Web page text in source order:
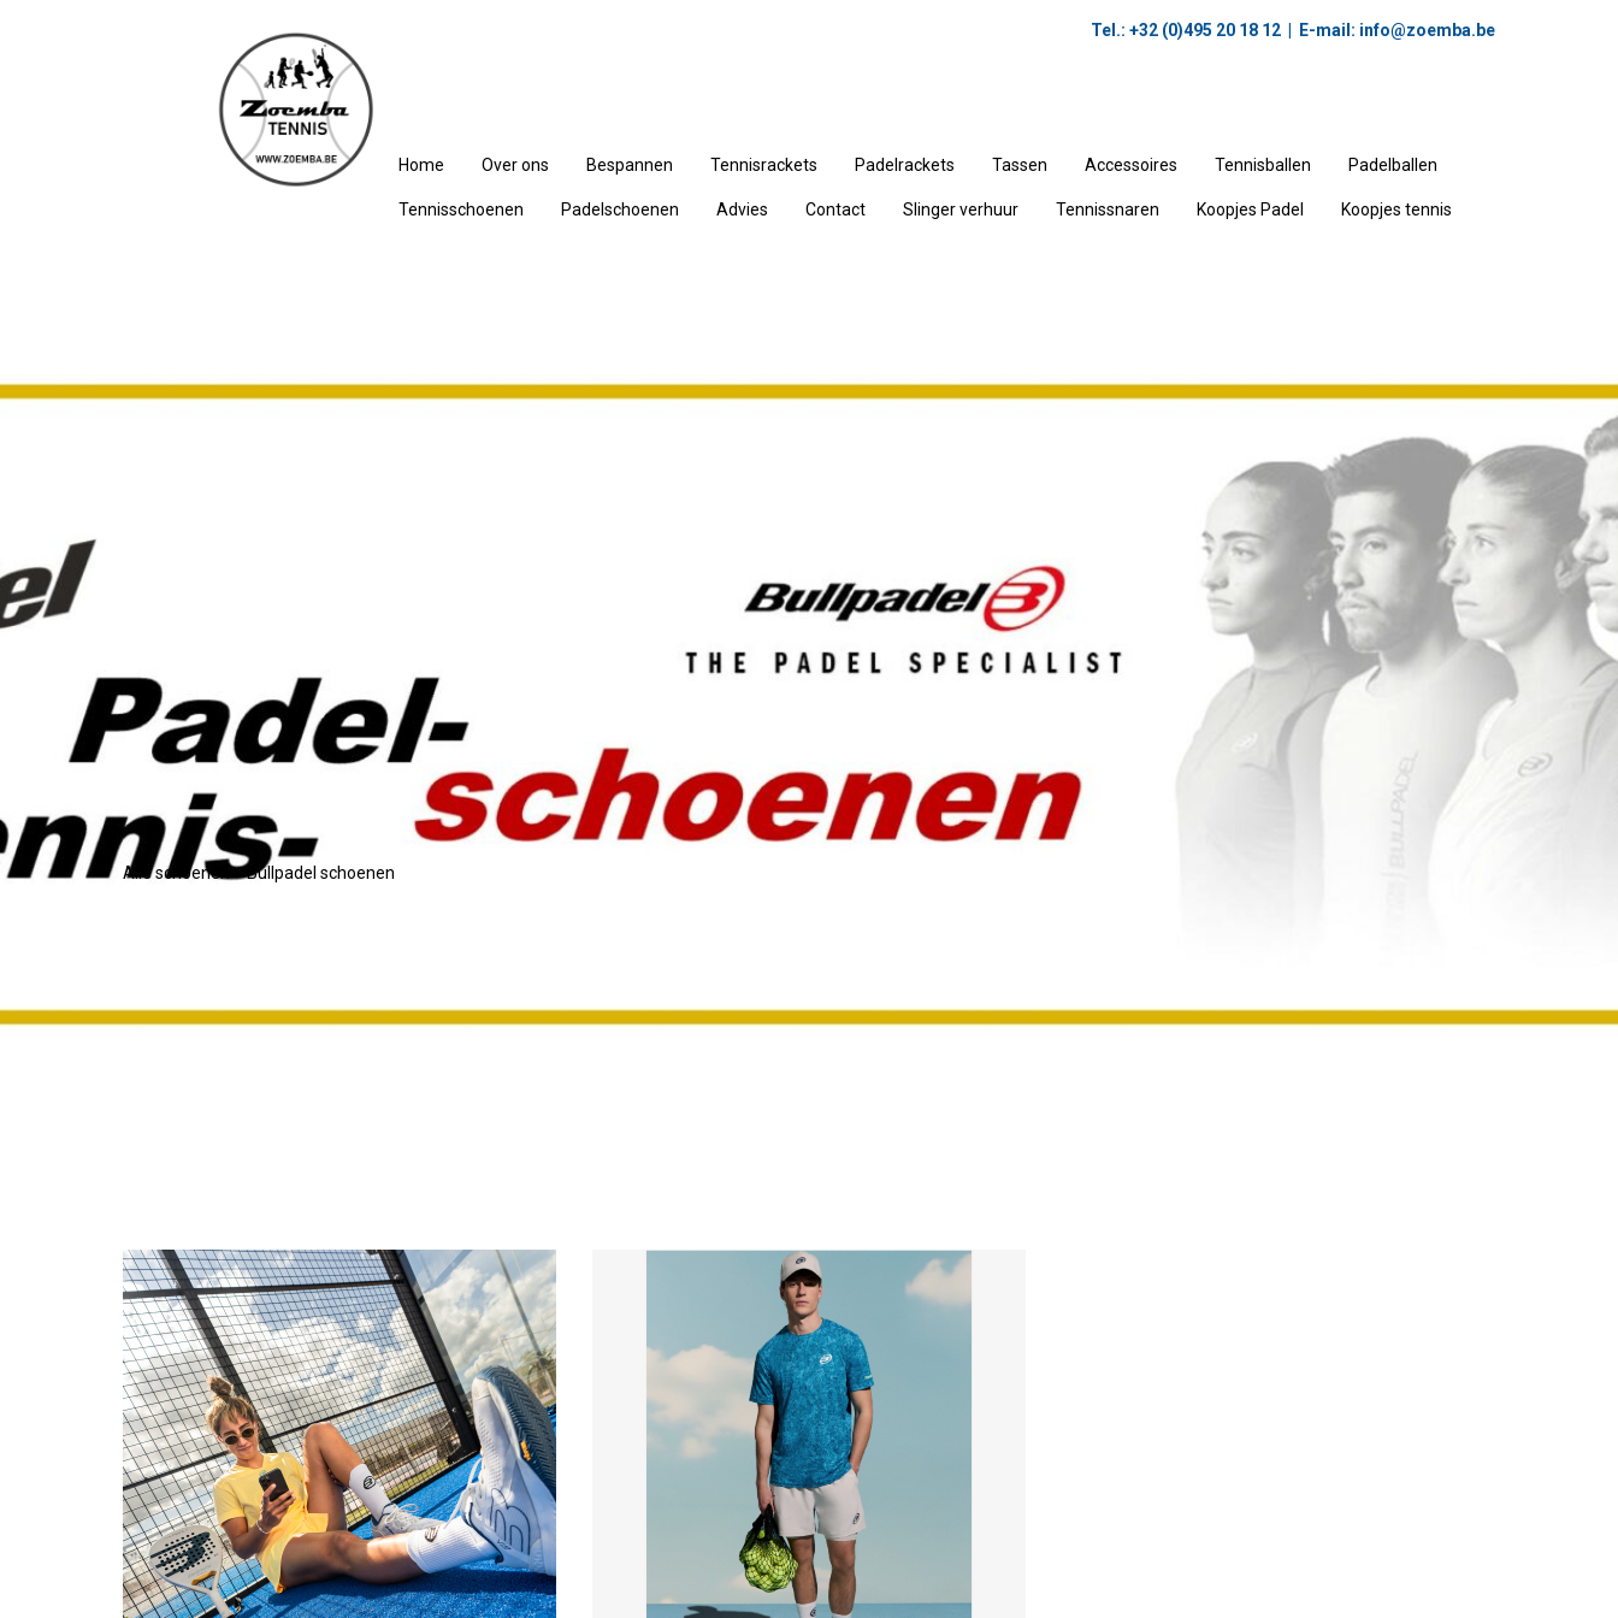
Tel.: +32 (0)495 20 18 12‬ | E-mail: info@zoemba.be
Home Over ons Bespannen Tennisrackets Padelrackets Tassen Accessoires Tennisballen Padelballen
Tennisschoenen Padelschoenen Advies Contact Slinger verhuur Tennissnaren Koopjes Padel Koopjes tennis
Alle schoenen > Bullpadel schoenen